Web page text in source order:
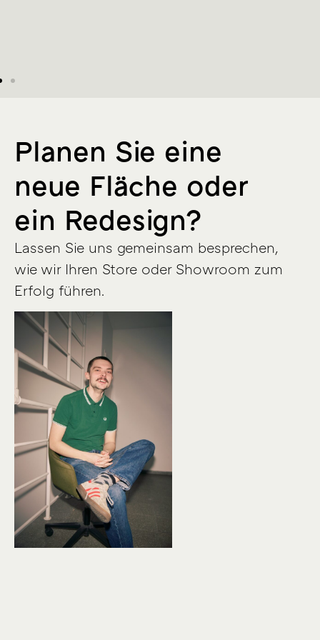
Planen Sie eine
neue Fläche oder
ein Redesign?
Lassen Sie uns gemeinsam besprechen,
wie wir Ihren Store oder Showroom zum
Erfolg führen.